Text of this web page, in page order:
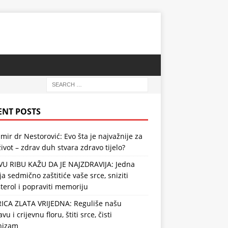
POSTS
dr Nestorović: Evo šta je najvažnije za
– zdrav duh stvara zdravo tijelo?
RIBU KAŽU DA JE NAJZDRAVIJA: Jedna
sedmično zaštitiće vaše srce, sniziti
i popraviti memoriju
ZLATA VRIJEDNA: Reguliše našu
i crijevnu floru, štiti srce, čisti